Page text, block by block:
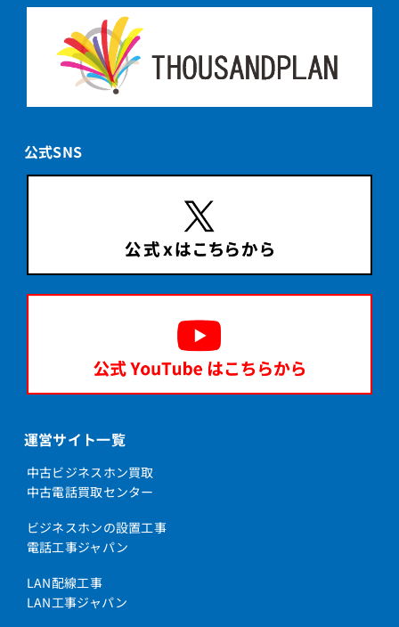
公式SNS
運営サイト一覧
中古ビジネスホン買取
中古電話買取センター
ビジネスホンの設置工事
電話工事ジャパン
LAN配線工事
LAN工事ジャパン